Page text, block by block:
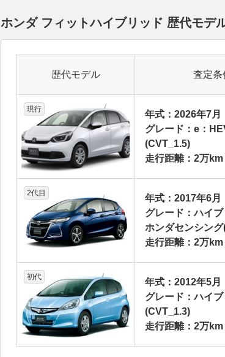
ホンダ フィットハイブリッド 歴代モデ
歴代モデル 査定条
現行
年式：2026年7月
グレード：e：
(CVT_1.5)
走行距離：2万km
2代目
年式：2017年6月
グレード：ハイ
ホンダセンシン
走行距離：2万km
初代
年式：2012年5月
グレード：ハイ
(CVT_1.3)
走行距離：2万km